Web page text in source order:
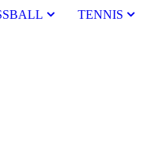
TENNIS